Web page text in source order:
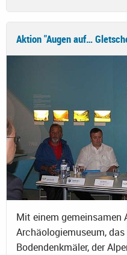
Aktion "Augen auf…
Mit einem gemeinsamen
Archäologiemuseum,
Bodendenkmäler, der